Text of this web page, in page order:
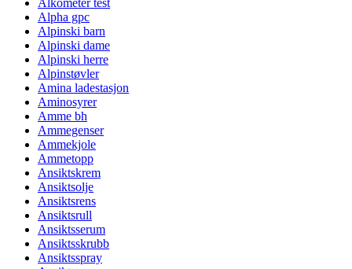
Alkometer test
Alpha gpc
Alpinski barn
Alpinski dame
Alpinski herre
Alpinstøvler
Amina ladestasjon
Aminosyrer
Amme bh
Ammegenser
Ammekjole
Ammetopp
Ansiktskrem
Ansiktsolje
Ansiktsrens
Ansiktsrull
Ansiktsserum
Ansiktsskrubb
Ansiktsspray